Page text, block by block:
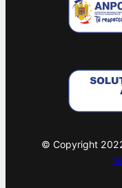
© Copyright